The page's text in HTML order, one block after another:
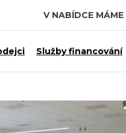
V NABÍDCE MÁME
Služby financování